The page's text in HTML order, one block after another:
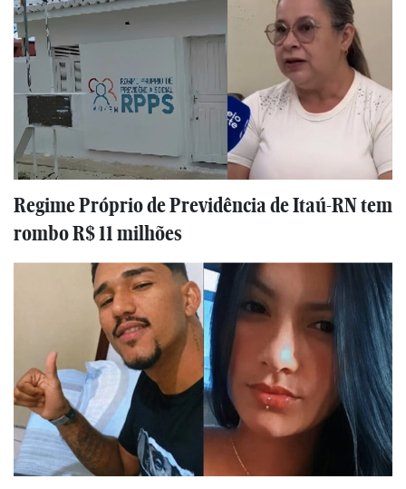
Regime Próprio de Previdência de Itaú-RN tem
rombo R$ 11 milhões